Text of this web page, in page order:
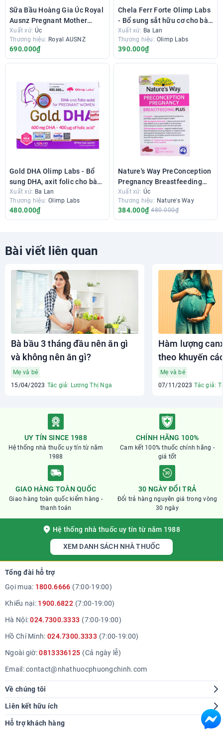
Sữa Bầu Hoàng Gia Úc Royal
Ausnz Pregnant Mother
Formula
Xuất xứ: Úc
Thương hiệu: Royal AUSNZ
690.000₫
Chela Ferr Forte Olimp Labs
- Bổ sung sắt hữu cơ cho bà
bầu
Xuất xứ: Ba Lan
Thương hiệu: Olimp Labs
390.000₫
Gold DHA Olimp Labs - Bổ
sung DHA, axit folic cho bà
bầu & phụ nữ sau sinh
Xuất xứ: Ba Lan
Thương hiệu: Olimp Labs
480.000₫
Nature's Way PreConception
Pregnancy Breastfeeding
Plus - Vitamin tổng hợp cho
bà bầu và mẹ sau sinh
Xuất xứ: Úc
Thương hiệu: Nature's Way
384.000₫ 480.000₫
Bài viết liên quan
Bà bầu 3 tháng đầu nên ăn gì
và không nên ăn gì?
Mẹ và bé
15/04/2023 Tác giả: Lương Thị Nga
Hàm lượng
theo khuyến
Mẹ và bé
07/11/2023 Tác giả:
UY TÍN SINCE 1988
Hệ thống nhà thuốc uy tín từ năm
1988
CHÍNH HÃNG 100%
Cam kết 100% thuốc chính hãng -
giá tốt
GIAO HÀNG TOÀN QUỐC
Giao hàng toàn quốc kiểm hàng -
thanh toán
30 NGÀY ĐỔI TRẢ
Đổi trả hàng nguyên giá trong vòng
30 ngày
Hệ thống nhà thuốc uy tín từ năm 1988
XEM DANH SÁCH NHÀ THUỐC
Tổng đài hỗ trợ
Gọi mua: 1800.6666 (7:00-19:00)
Khiếu nại: 1900.6822 (7:00-19:00)
Hà Nội:024.7300.3333 (7:00-19:00)
Hồ Chí Minh: 024.7300.3333 (7:00-19:00)
Ngoài giờ:0813336125 (Cả ngày lễ)
Email:contact@nhathuocphuongchinh.com
Về chúng tôi
Giới thiệu
Hệ thống cửa hàng
Báo chí nói về chúng tôi
Liên kết hữu ích
Tra cứu bệnh
Hỗ trợ khách hàng